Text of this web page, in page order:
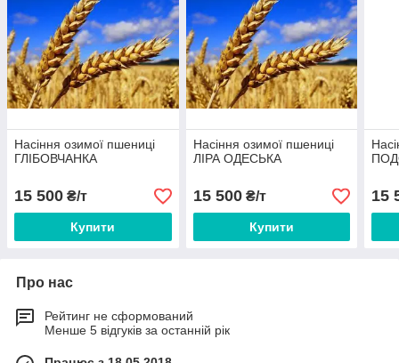
Насіння озимої пшениці
ГЛІБОВЧАНКА
15 500 ₴/т
Купити
Насіння озимої пшениці
ЛІРА ОДЕСЬКА
15 500₴/т
Купити
15
Про нас
Рейтинг не сформований
Менше 5 відгуків за останній рік